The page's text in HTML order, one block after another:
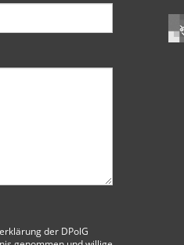
der DPolG